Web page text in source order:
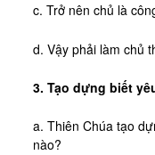
c. Trở nên chủ là
d. Vậy phải làm chủ
3. Tạo dựng biết
a. Thiên Chúa tạo
nào?